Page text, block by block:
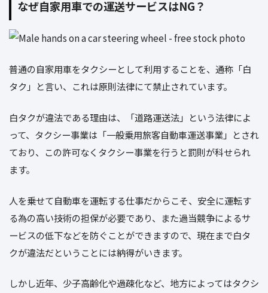
なぜ自家用車での運送サービスはNG？
普通の自家用車をタクシーとして利用することを、通称「白
タク」と言い、これは原則法律にて禁止されています。
白タクが違法である理由は、「道路運送法」という法律によ
って、タクシー事業は「一般乗用旅客自動車運送事業」とされ
ており、この許可なくタクシー事業を行うと罰則が科せられ
ます。
人を乗せて自動車を運転する仕事だからこそ、安全に運転す
る為の高い技術の担保が必要であり、また過当競争によるサ
ービスの低下などを防ぐことができますので、現在まで白タ
クが違法だということには納得がいきます。
しかし近年、少子高齢化や過疎化など、地方によってはタクシ